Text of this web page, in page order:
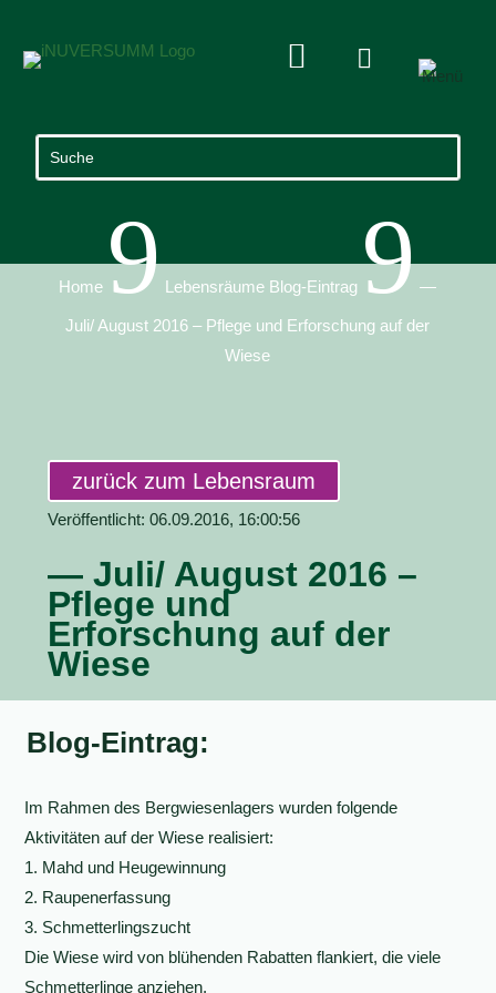
 
Home 9 Lebensräume Blog-Eintrag 9 —
Juli/ August 2016 – Pflege und Erforschung auf der
Wiese
zurück zum Lebensraum
Veröffentlicht: 06.09.2016, 16:00:56
— Juli/ August 2016 –
Pflege und
Erforschung auf der
Wiese
Blog-Eintrag:
Im Rahmen des Bergwiesenlagers wurden folgende
Aktivitäten auf der Wiese realisiert:
1. Mahd und Heugewinnung
2. Raupenerfassung
3. Schmetterlingszucht
Die Wiese wird von blühenden Rabatten flankiert, die viele
Schmetterlinge anziehen.